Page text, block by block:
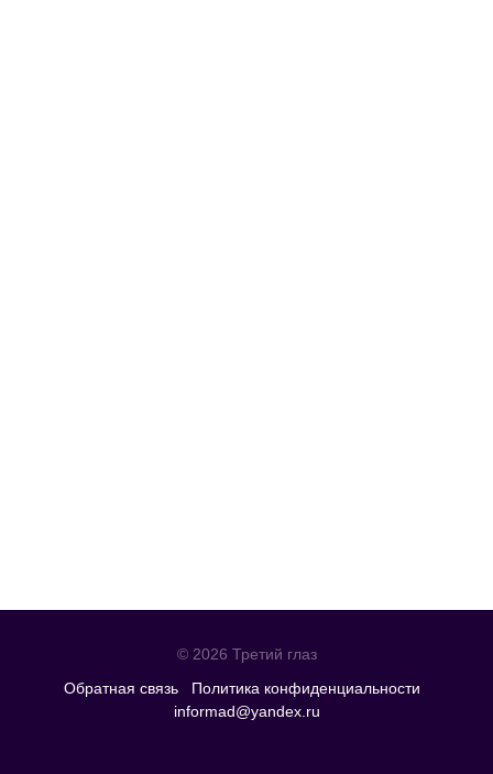
© 2026 Третий глаз
Обратная связь
Политика конфиденциальности
informad@yandex.ru